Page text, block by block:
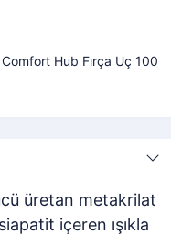
Hub Fırça Uç 100
üretan metakrilat
içeren ışıkla